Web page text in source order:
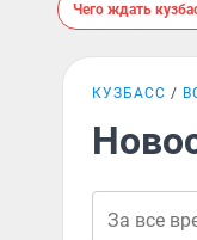
Чего ждать
КУЗБАСС